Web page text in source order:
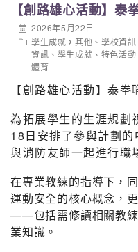
【創路雄心活動】泰
2026年5月22日
學生成就
其他 、學校資訊
資訊 、 學生成就 、 特色活動
體育
【創路雄心活動】泰
為拓展學生的生涯規劃
18日安排了參與計劃的
與消防友師一起進行職
在專業教練的指導下，
運動安全的核心概念，
——包括需修讀相關教練
業知識。